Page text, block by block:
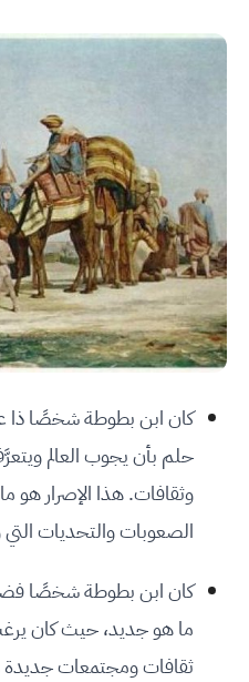
كان ابن بطوطة شخصًا ذا
حلم بأن يجوب العالم
وثقافات. هذا الإصرار هو
الصعوبات والتحديات التي
كان ابن بطوطة شخصًا
ما هو جديد، حيث كان
ثقافات ومجتمعات جديدة